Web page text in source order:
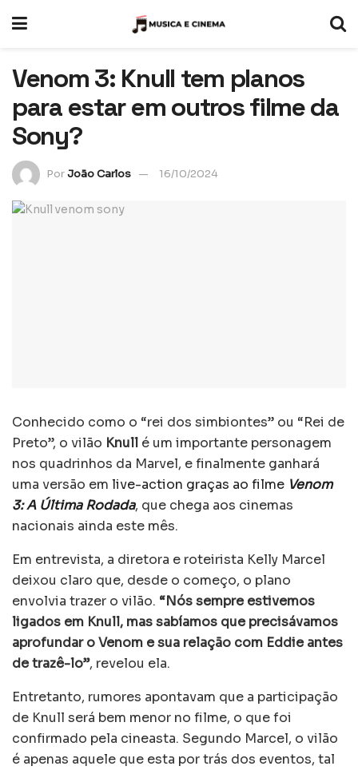
Venom 3: Knull tem planos
para estar em outros filme da
Sony?
PorJoão Carlos 16/10/2024
Conhecido como o “rei dos simbiontes” ou “Rei de
Preto”, o vilão Knull é um importante personagem
nos quadrinhos da Marvel, e finalmente ganhará
uma versão em live-action graças ao filme Venom
3: A Última Rodada, que chega aos cinemas
nacionais ainda este mês.
Em entrevista, a diretora e roteirista Kelly Marcel
deixou claro que, desde o começo, o plano
envolvia trazer o vilão. “Nós sempre estivemos
ligados em Knull, mas sabíamos que precisávamos
aprofundar o Venom e sua relação com Eddie antes
de trazê-lo”, revelou ela.
Entretanto, rumores apontavam que a participação
de Knull será bem menor no filme, o que foi
confirmado pela cineasta. Segundo Marcel, o vilão
é apenas aquele que esta por trás dos eventos, tal